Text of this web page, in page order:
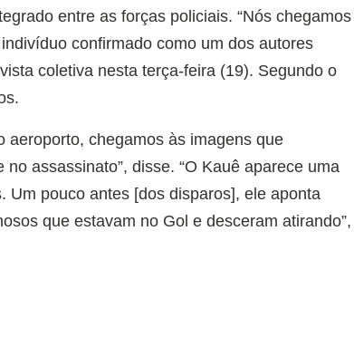
entre as forças policiais. “Nós chegamos
confirmado como um dos autores
coletiva nesta terça-feira (19). Segundo o
aeroporto, chegamos às imagens que
assassinato”, disse. “O Kauê aparece uma
Um pouco antes [dos disparos], ele aponta
que estavam no Gol e desceram atirando”,